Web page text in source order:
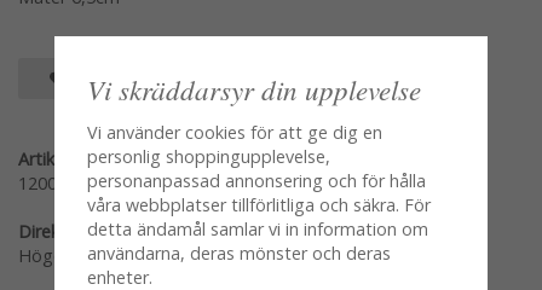
SPARA SOM FAVORIT
Artikelnummer:
120013
Direktlänk:
Högerklicka och kopiera adressen
Vi skräddarsyr din upplevelse
Vi använder cookies för att ge dig en
personlig shoppingupplevelse,
personanpassad annonsering och för hålla
våra webbplatser tillförlitliga och säkra. För
detta ändamål samlar vi in information om
användarna, deras mönster och deras
enheter.